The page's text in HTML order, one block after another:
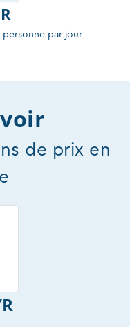
par jour
de prix en